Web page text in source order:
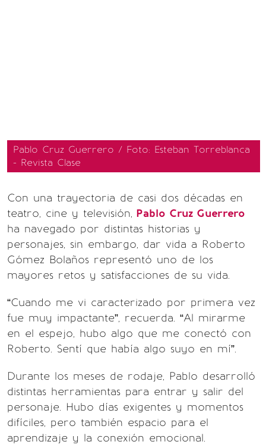
Pablo Cruz Guerrero / Foto: Esteban Torreblanca
- Revista Clase
Con una trayectoria de casi dos décadas en
teatro, cine y televisión, Pablo Cruz Guerrero
ha navegado por distintas historias y
personajes, sin embargo, dar vida a Roberto
Gómez Bolaños representó uno de los
mayores retos y satisfacciones de su vida.
“Cuando me vi caracterizado por primera vez
fue muy impactante”, recuerda. “Al mirarme
en el espejo, hubo algo que me conectó con
Roberto. Sentí que había algo suyo en mí”.
Durante los meses de rodaje, Pablo desarrolló
distintas herramientas para entrar y salir del
personaje. Hubo días exigentes y momentos
difíciles, pero también espacio para el
aprendizaje y la conexión emocional.